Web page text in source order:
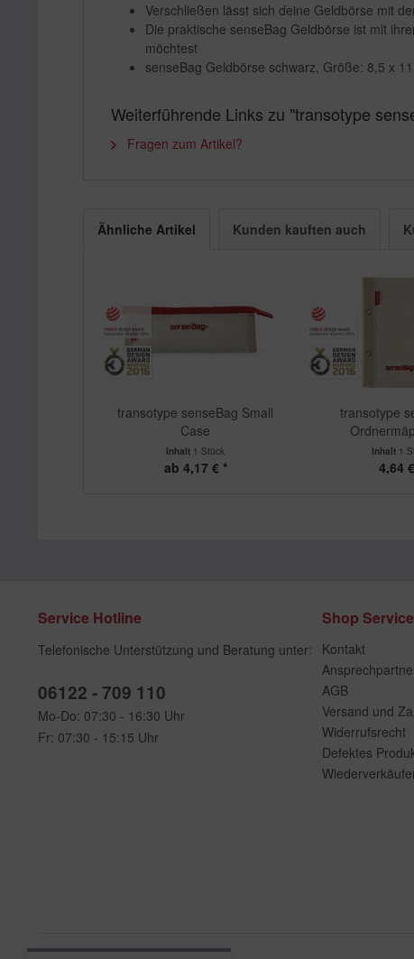
Verschließen lässt sich deine Geldbörse mit
Die praktische senseBag Geldbörse ist mit
möchtest
senseBag Geldbörse schwarz, Größe: 8,5 x
Weiterführende Links zu "transotype
Fragen zum Artikel?
Ähnliche Artikel Kunden kauften auch
transotype senseBag Small
Case
Inhalt 1 Stück
ab 4,17 € *
transotype
Inhalt 1
4,64
Service Hotline
Telefonische Unterstützung und Beratung unter:
06122 - 709 110
Mo-Do: 07:30 - 16:30 Uhr
Fr: 07:30 - 15:15 Uhr
Shop Service
Kontakt
AGB
Versand und
Widerrufsrecht
Defektes